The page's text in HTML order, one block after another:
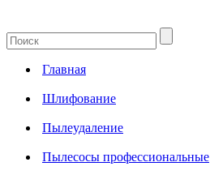
Главная
Шлифование
Пылеудаление
Пылесосы профессиональные